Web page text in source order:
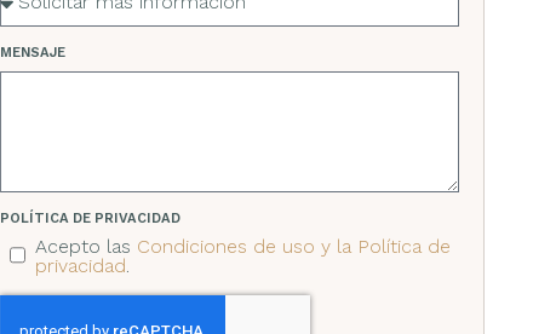
MENSAJE
POLÍTICA DE PRIVACIDAD
Acepto las Condiciones de uso y la Política de
privacidad.